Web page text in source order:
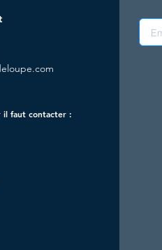
il faut contacter :